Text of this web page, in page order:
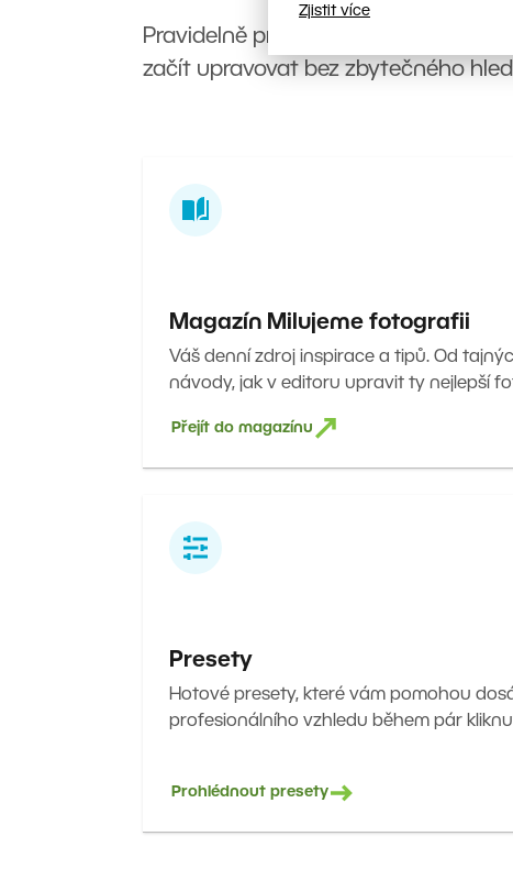
Zjistit více
Pravidelně pro vás připravujeme
začít upravovat bez zbytečného
Magazín Milujeme fotografii
Váš denní zdroj inspirace a tipů. Od
návody, jak v editoru upravit ty nejlepší
Přejít do magazínu
Presety
Hotové presety, které vám pomohou
profesionálního vzhledu během pár
Prohlédnout presety